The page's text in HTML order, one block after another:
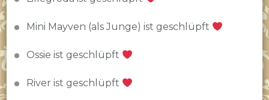
Mini Mayven (als Junge) ist geschlüpft
Ossie ist geschlüpft
River ist geschlüpft